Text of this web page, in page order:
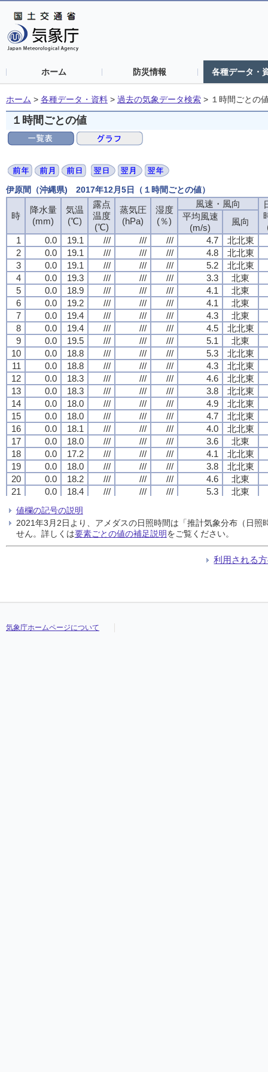
ホーム 防災情報 各種データ・
ホーム > 各種データ・資料 > 過去の気象データ検索 > １時間ごとの
１時間ごとの値
伊原間（沖縄県) 2017年12月5日（１時間ごとの値）
時
降水量
(mm)
気温
(℃)
露点
温度
(℃)
蒸気圧
(hPa)
湿度
(％)
風速・風向
平均風速
(m/s)
風向
1
0.0 19.1 /// /// /// 4.7
北北東
2
0.0 19.1 /// /// /// 4.8
北北東
3
0.0 19.1 /// /// /// 5.2
北北東
4
0.0 19.3 /// /// /// 3.3
北東
5
0.0 18.9 /// /// /// 4.1
北東
6
0.0 19.2 /// /// /// 4.1
北東
7
0.0 19.4 /// /// /// 4.3
北東
8
0.0 19.4 /// /// /// 4.5
北北東
9
0.0 19.5 /// /// /// 5.1
北東
10
0.0 18.8 /// /// /// 5.3
北北東
11
0.0 18.8 /// /// /// 4.3
北北東
12
0.0 18.3 /// /// /// 4.6
北北東
13
0.0 18.3 /// /// /// 3.8
北北東
14
0.0 18.0 /// /// /// 4.9
北北東
15
0.0 18.0 /// /// /// 4.7
北北東
16
0.0 18.1 /// /// /// 4.0
北北東
17
0.0 18.0 /// /// /// 3.6
北東
18
0.0 17.2 /// /// /// 4.1
北北東
19
0.0 18.0 /// /// /// 3.8
北北東
20
0.0 18.2 /// /// /// 4.6
北東
21
0.0 18.4 /// /// /// 5.3
北東
18.2
23
0.0 17.9
北北東
24
0.0 17.5 /// /// /// 5.0 北東
時
降水量
(mm)
気温
(℃)
露点
温度
(℃)
蒸気圧
(hPa)
湿度
(％)
風速・風向
平均風速
(m/s)
風向
1
0.0 19.1 /// /// /// 4.7
北北東
2
0.0 19.1 /// /// /// 4.8
北北東
3
0.0 19.1 /// /// /// 5.2
北北東
4
0.0 19.3 /// /// /// 3.3
北東
5
0.0 18.9 /// /// /// 4.1
北東
6
0.0 19.2 /// /// /// 4.1
北東
7
0.0 19.4 /// /// /// 4.3
北東
8
0.0 19.4 /// /// /// 4.5
北北東
9
0.0 19.5 /// /// /// 5.1
北東
10
0.0 18.8 /// /// /// 5.3
北北東
11
0.0 18.8 /// /// /// 4.3
北北東
12
0.0 18.3 /// /// /// 4.6
北北東
13
0.0 18.3 /// /// /// 3.8
北北東
14
0.0 18.0 /// /// /// 4.9
北北東
15
0.0 18.0 /// /// /// 4.7
北北東
16
0.0 18.1 /// /// /// 4.0
北北東
17
0.0 18.0 /// /// /// 3.6
北東
18
0.0 17.2 /// /// /// 4.1
北北東
19
0.0 18.0 /// /// /// 3.8
北北東
20
0.0 18.2 /// /// /// 4.6
北東
21
0.0 18.4 /// /// /// 5.3
北東
18.2
23
0.0 17.9
北北東
24
0.0 17.5 /// /// /// 5.0 北東
時
降水量
(mm)
気温
(℃)
露点
温度
(℃)
蒸気圧
(hPa)
湿度
(％)
風速・風向
平均風速
(m/s)
風向
1
0.0 19.1 /// /// /// 4.7
北北東
2
0.0 19.1 /// /// /// 4.8
北北東
3
0.0 19.1 /// /// /// 5.2
北北東
4
0.0 19.3 /// /// /// 3.3
北東
5
0.0 18.9 /// /// /// 4.1
北東
6
0.0 19.2 /// /// /// 4.1
北東
7
0.0 19.4 /// /// /// 4.3
北東
8
0.0 19.4 /// /// /// 4.5
北北東
9
0.0 19.5 /// /// /// 5.1
北東
10
0.0 18.8 /// /// /// 5.3
北北東
11
0.0 18.8 /// /// /// 4.3
北北東
12
0.0 18.3 /// /// /// 4.6
北北東
13
0.0 18.3 /// /// /// 3.8
北北東
14
0.0 18.0 /// /// /// 4.9
北北東
15
0.0 18.0 /// /// /// 4.7
北北東
16
0.0 18.1 /// /// /// 4.0
北北東
17
0.0 18.0 /// /// /// 3.6
北東
18
0.0 17.2 /// /// /// 4.1
北北東
19
0.0 18.0 /// /// /// 3.8
北北東
20
0.0 18.2 /// /// /// 4.6
北東
21
0.0 18.4 /// /// /// 5.3
北東
18.2
23
0.0 17.9
北北東
24
0.0 17.5 /// /// /// 5.0 北東
時
降水量
(mm)
気温
(℃)
露点
温度
(℃)
蒸気圧
(hPa)
湿度
(％)
風速・風向
平均風速
(m/s)
風向
1
0.0 19.1 /// /// /// 4.7
北北東
2
0.0 19.1 /// /// /// 4.8
北北東
3
0.0 19.1 /// /// /// 5.2
北北東
4
0.0 19.3 /// /// /// 3.3
北東
5
0.0 18.9 /// /// /// 4.1
北東
6
0.0 19.2 /// /// /// 4.1
北東
7
0.0 19.4 /// /// /// 4.3
北東
8
0.0 19.4 /// /// /// 4.5
北北東
9
0.0 19.5 /// /// /// 5.1
北東
10
0.0 18.8 /// /// /// 5.3
北北東
11
0.0 18.8 /// /// /// 4.3
北北東
12
0.0 18.3 /// /// /// 4.6
北北東
13
0.0 18.3 /// /// /// 3.8
北北東
14
0.0 18.0 /// /// /// 4.9
北北東
15
0.0 18.0 /// /// /// 4.7
北北東
16
0.0 18.1 /// /// /// 4.0
北北東
17
0.0 18.0 /// /// /// 3.6
北東
18
0.0 17.2 /// /// /// 4.1
北北東
19
0.0 18.0 /// /// /// 3.8
北北東
20
0.0 18.2 /// /// /// 4.6
北東
21
0.0 18.4 /// /// /// 5.3
北東
18.2
23
0.0 17.9
北北東
24
0.0 17.5 /// /// /// 5.0 北東
値欄の記号の説明
2021年3月2日より、アメダスの日照時間は「推計気象分布（日
せん。詳しくは要素ごとの値の補足説明をご覧ください。
利用される
気象庁ホームページについて